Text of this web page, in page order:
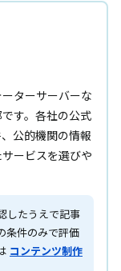
ターサーバーな
す。各社の公式
公的機関の情報
ービスを選びや
したうえで記事
条件のみで評価
コンテンツ制作